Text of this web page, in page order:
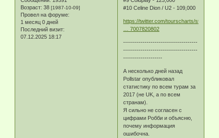
Возраст: 38 [1987-10-09]
Провел на форуме:
1 месяц 0 дней
Последний визит:
07.12.2025 18:17
#10 Celine Dion / U2 - 109,000
https://twitter.com/tourscharts/status/
… 7007820802
--------------------------------------
--------------------------------------
--------------------
А несколько дней назад
Pollstar опубликовал
статистику по всем турам за
2017 (не UK, а по всем
странам).
Я сильно не согласен с
цифрами Робби и объясню,
почему информация
ошибочна.